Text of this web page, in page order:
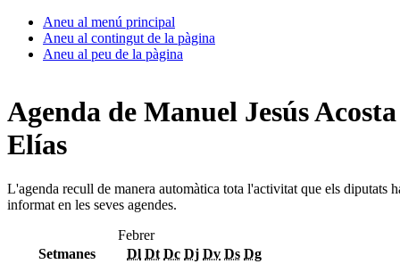
Aneu al menú principal
Aneu al contingut de la pàgina
Aneu al peu de la pàgina
Agenda de Manuel Jesús Acosta
Elías
L'agenda recull de manera automàtica tota l'activitat que els diputats
informat en les seves agendes.
Febrer
Setmanes
Dl Dt Dc Dj Dv Ds Dg